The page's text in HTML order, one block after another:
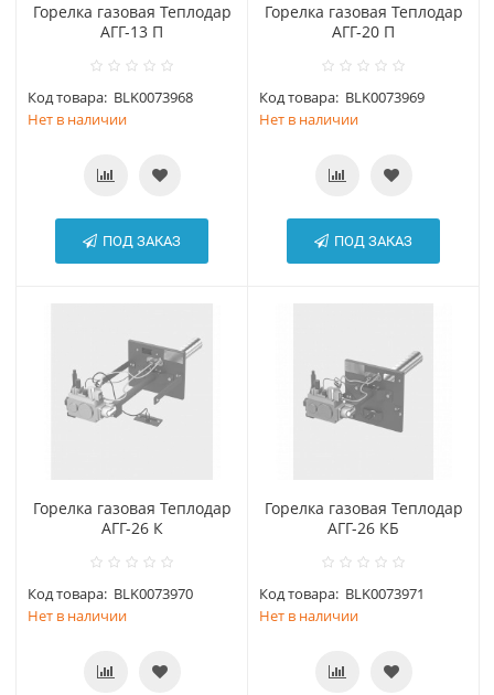
Горелка газовая Теплодар
АГГ-13 П
Код товара: BLK0073968
Нет в наличии
ПОД ЗАКАЗ
Горелка газовая Теплодар
АГГ-20 П
Код товара: BLK0073969
Нет в наличии
ПОД ЗАКАЗ
Горелка газовая Теплодар
АГГ-26 К
Код товара: BLK0073970
Нет в наличии
Горелка газовая Теплодар
АГГ-26 КБ
Код товара: BLK0073971
Нет в наличии